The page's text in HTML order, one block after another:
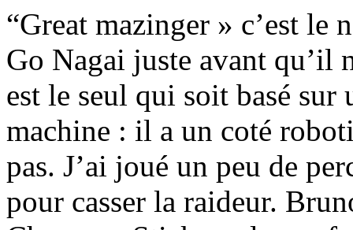
“Great mazinger » c’est le
Go Nagai juste avant qu’il
est le seul qui soit basé sur
machine : il a un coté
pas. J’ai joué un peu de
pour casser la raideur.